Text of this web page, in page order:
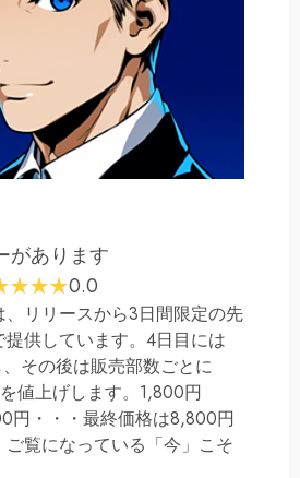
があります
0.0
、リリースから3日間限定の先
供しています。4日目には
その後は販売部数ごとに
値上げします。1,800円
・・・最終価格は8,800円
ご覧になっている「今」こそ